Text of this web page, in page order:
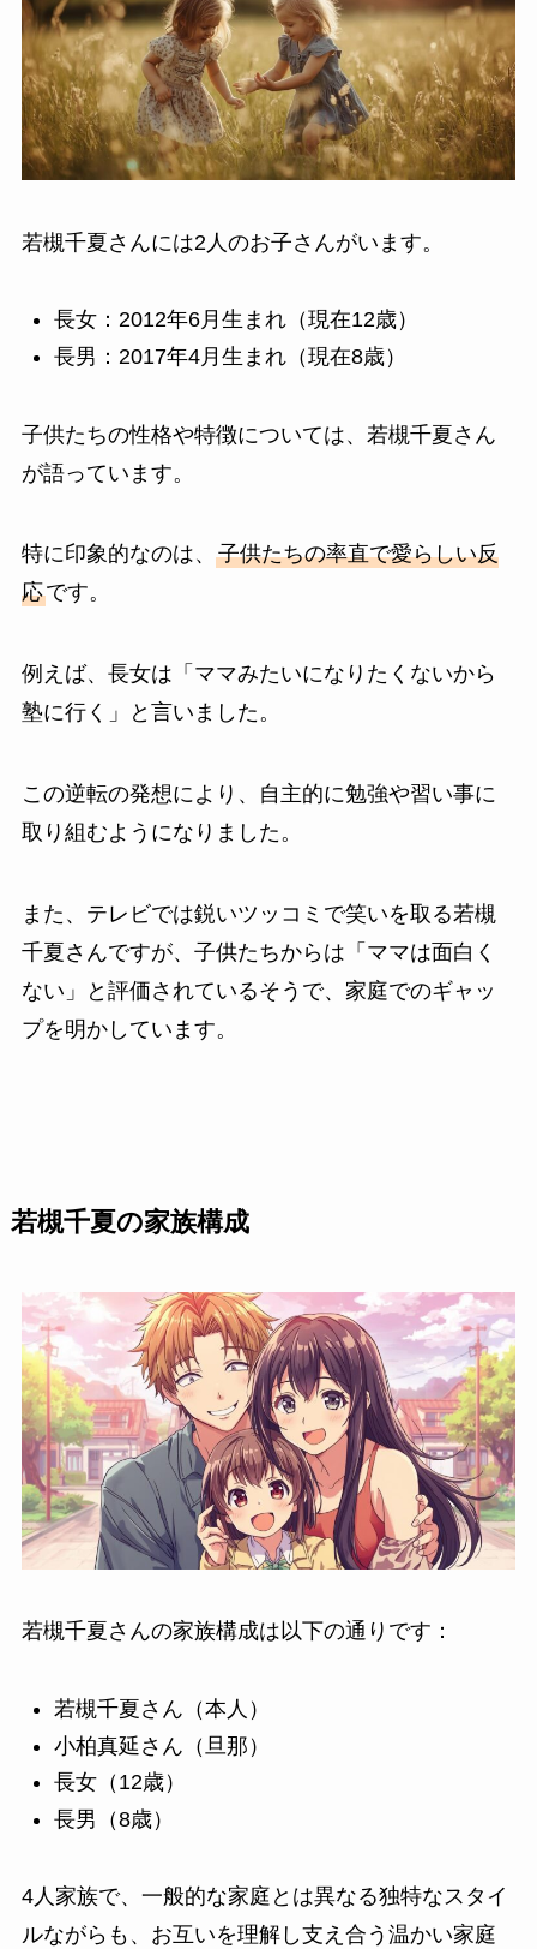
若槻千夏さんには2人のお子さんがいます。
長女：2012年6月生まれ（現在12歳）
長男：2017年4月生まれ（現在8歳）
子供たちの性格や特徴については、若槻千夏さん
が語っています。
特に印象的なのは、 子供たちの率直で愛らしい反
応です。
例えば、長女は「ママみたいになりたくないから
塾に行く」と言いました。
この逆転の発想により、自主的に勉強や習い事に
取り組むようになりました。
また、テレビでは鋭いツッコミで笑いを取る若槻
千夏さんですが、子供たちからは「ママは面白く
ない」と評価されているそうで、家庭でのギャッ
プを明かしています。
若槻千夏の家族構成
若槻千夏さんの家族構成は以下の通りです：
若槻千夏さん（本人）
小柏真延さん（旦那）
長女（12歳）
長男（8歳）
4人家族で、一般的な家庭とは異なる独特なスタイ
ルながらも、お互いを理解し支え合う温かい家庭